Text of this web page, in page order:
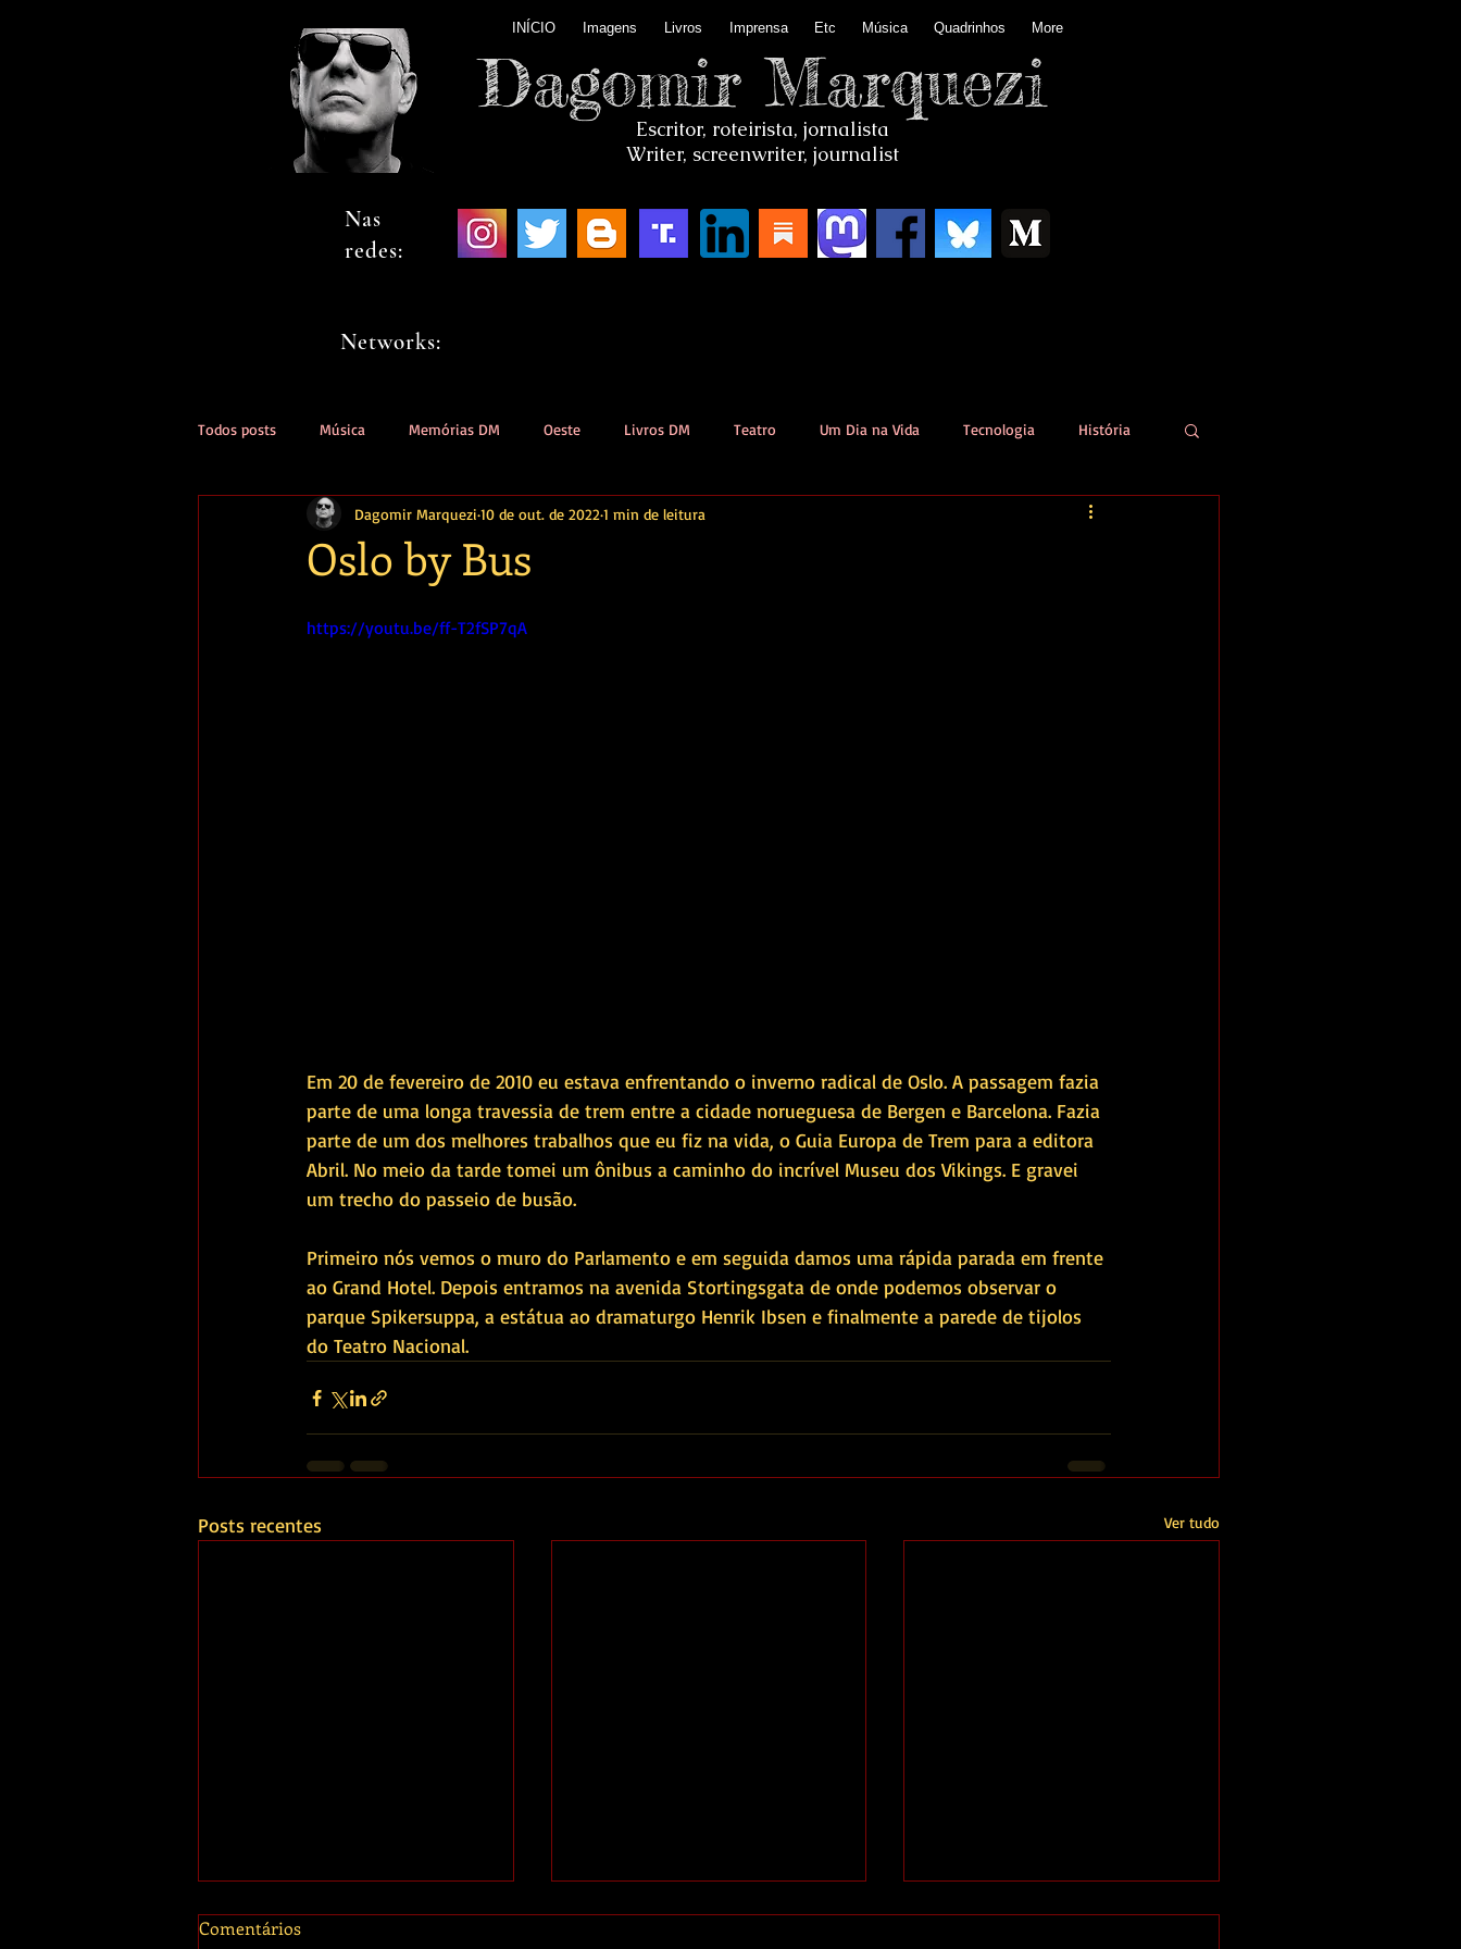
INÍCIO Imagens Livros Imprensa Etc Música Quadrinhos More
Dagomir Marquezi
Escritor, roteirista, jornalista
Writer, screenwriter, journalist
Nas
redes:
Networks:
Todos posts Música Memórias DM Oeste Livros DM Teatro Um Dia na Vida Tecnologia História
Oslo by Bus
Dagomir Marquezi 10 de out. de 2022 1 min de leitura
https://youtu.be/ff-T2fSP7qA
Em 20 de fevereiro de 2010 eu estava enfrentando o inverno radical de Oslo. A passagem fazia
parte de uma longa travessia de trem entre a cidade norueguesa de Bergen e Barcelona. Fazia
parte de um dos melhores trabalhos que eu fiz na vida, o Guia Europa de Trem para a editora
Abril. No meio da tarde tomei um ônibus a caminho do incrível Museu dos Vikings. E gravei
um trecho do passeio de busão.
Primeiro nós vemos o muro do Parlamento e em seguida damos uma rápida parada em frente
ao Grand Hotel. Depois entramos na avenida Stortingsgata de onde podemos observar o
parque Spikersuppa, a estátua ao dramaturgo Henrik Ibsen e finalmente a parede de tijolos
do Teatro Nacional.
Posts recentes Ver tudo
Comentários